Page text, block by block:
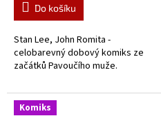
Do košíku
Stan Lee, John Romita -
celobarevný dobový komiks ze
začátků Pavoučího muže.
Komiks